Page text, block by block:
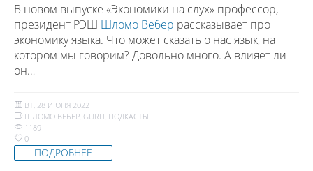
В новом выпуске «Экономики на слух» профессор,
президент РЭШ Шломо Вебер рассказывает про
экономику языка. Что может сказать о нас язык, на
котором мы говорим? Довольно много. А влияет ли
он…
ВТ, 28 ИЮНЯ 2022
ШЛОМО ВЕБЕР GURU ПОДКАСТЫ
1189
0
ПОДРОБНЕЕ